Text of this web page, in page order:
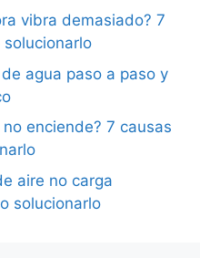
vibra demasiado? 7
agua paso a paso y
enciende? 7 causas
aire no carga
solucionarlo